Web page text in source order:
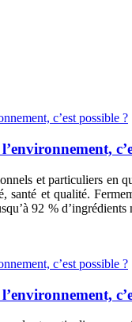
et particuliers en
santé et qualité.
92 % d’ingrédients